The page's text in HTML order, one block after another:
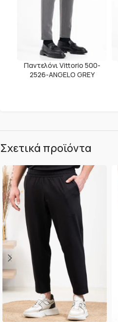
Παντελόνι Vittorio 500-
2526-ANGELO GREY
Σχετικά προϊόντα